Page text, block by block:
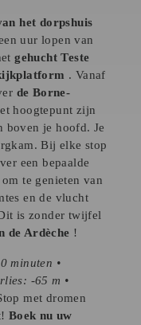
het dorpshuis
uur lopen van
gehucht Teste
. Vanaf
de Borne-
hoogtepunt zijn
boven je hoofd. Je
Bij elke stop
een bepaalde
te genieten van
en de vlucht
is zonder twijfel
de Ardèche !
minuten •
-65 m •
met dromen
Boek nu uw